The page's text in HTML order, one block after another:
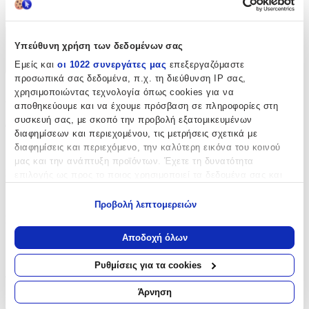
Υπεύθυνη χρήση των δεδομένων σας
Εμείς και οι 1022 συνεργάτες μας επεξεργαζόμαστε
προσωπικά σας δεδομένα, π.χ. τη διεύθυνση IP σας,
χρησιμοποιώντας τεχνολογία όπως cookies για να
αποθηκεύουμε και να έχουμε πρόσβαση σε πληροφορίες στη
συσκευή σας, με σκοπό την προβολή εξατομικευμένων
διαφημίσεων και περιεχομένου, τις μετρήσεις σχετικά με
διαφημίσεις και περιεχόμενο, την καλύτερη εικόνα του κοινού
μας και την ανάπτυξη προϊόντων. Έχετε τη δυνατότητα
Να συλλέξουμε πληροφορίες σχετικά με τη γεωγραφική
σας τοποθεσία, οι οποίες μπορεί να είναι ακριβείς σε
απόσταση μερικών μέτρων
Να αναγνωρίσουμε τη συσκευή σας σαρώνοντας ενεργά
για συγκεκριμένα χαρακτηριστικά (δακτυλικό αποτύπωμα)
Μάθετε περισσότερα σχετικά με τον τρόπο επεξεργασίας των
Προβολή λεπτομερειών
Αποδοχή όλων
Ρυθμίσεις για τα cookies
Άρνηση
Χαρακτηριστικά
+
Χαρακτηριστικά
Φύλο:
Αγόρι
Αξιολογήσεις
Προς το παρόν δεν υπάρχουν άλλες αξιολογήσεις. Όταν